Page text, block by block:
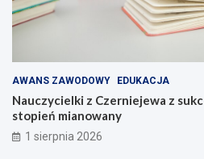
AWANS ZAWODOWY EDUKACJA
Nauczycielki z Czerniejewa z
stopień mianowany
1 sierpnia 2026